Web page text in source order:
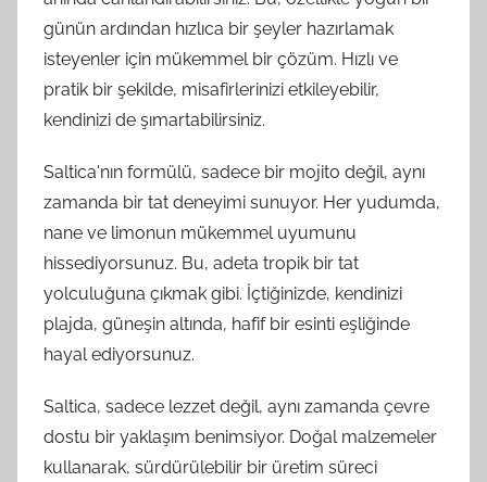
günün ardından hızlıca bir şeyler hazırlamak
isteyenler için mükemmel bir çözüm. Hızlı ve
pratik bir şekilde, misafirlerinizi etkileyebilir,
kendinizi de şımartabilirsiniz.
Saltica'nın formülü, sadece bir mojito değil, aynı
zamanda bir tat deneyimi sunuyor. Her yudumda,
nane ve limonun mükemmel uyumunu
hissediyorsunuz. Bu, adeta tropik bir tat
yolculuğuna çıkmak gibi. İçtiğinizde, kendinizi
plajda, güneşin altında, hafif bir esinti eşliğinde
hayal ediyorsunuz.
Saltica, sadece lezzet değil, aynı zamanda çevre
dostu bir yaklaşım benimsiyor. Doğal malzemeler
kullanarak, sürdürülebilir bir üretim süreci